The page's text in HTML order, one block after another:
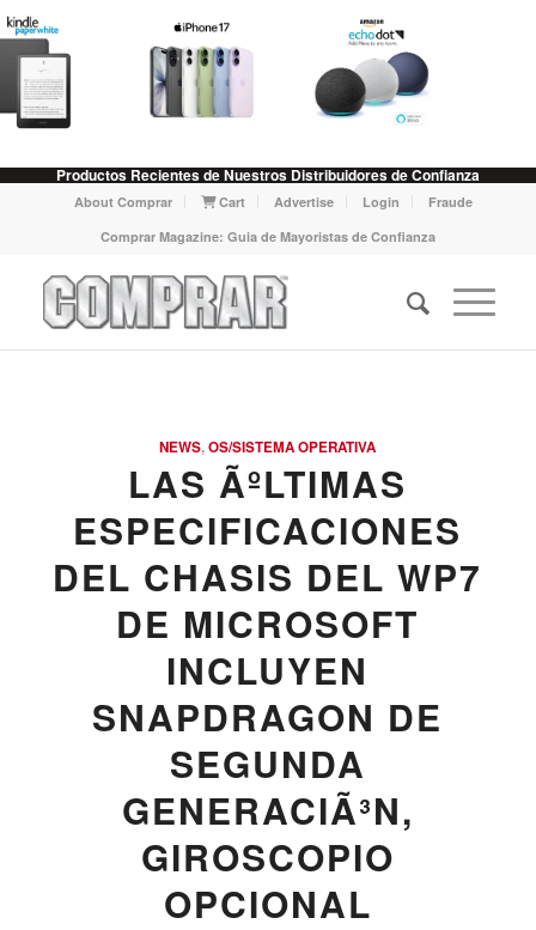
Productos Recientes de Nuestros Distribuidores de Confianza
About Comprar Cart Advertise Login
Fraude
Comprar Magazine: Guia de Mayoristas de Confianza
NEWS,OS/SISTEMA OPERATIVA
LAS ÃºLTIMAS
ESPECIFICACIONES
DEL CHASIS DEL WP7
DE MICROSOFT
INCLUYEN
SNAPDRAGON DE
SEGUNDA
GENERACIÃ³N,
GIROSCOPIO
OPCIONAL